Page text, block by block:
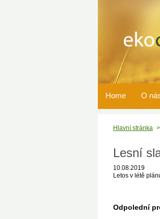
Home O
Hlavní stránka
Lesní
10.08.2019
Letos v létě
Odpolední